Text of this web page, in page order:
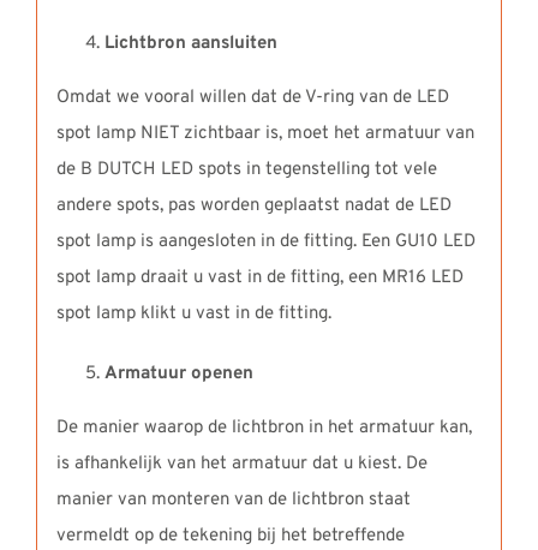
Lichtbron aansluiten
Omdat we vooral willen dat de V-ring van de LED
spot lamp NIET zichtbaar is, moet het armatuur van
de B DUTCH LED spots in tegenstelling tot vele
andere spots, pas worden geplaatst nadat de LED
spot lamp is aangesloten in de fitting. Een GU10 LED
spot lamp draait u vast in de fitting, een MR16 LED
spot lamp klikt u vast in de fitting.
Armatuur openen
De manier waarop de lichtbron in het armatuur kan,
is afhankelijk van het armatuur dat u kiest. De
manier van monteren van de lichtbron staat
vermeldt op de tekening bij het betreffende